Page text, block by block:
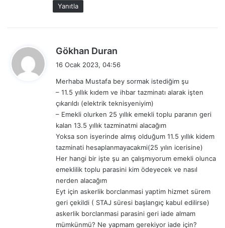
Yanıtla
Gökhan Duran
i
k
i
16 Ocak 2023, 04:56
Merhaba Mustafa bey sormak istediğim şu
– 11.5 yıllık kıdem ve ihbar tazminatı alarak işten
çıkarıldı (elektrik teknisyeniyim)
– Emekli olurken 25 yıllık emekli toplu paranın geri
kalan 13.5 yıllık tazminatmi alacağım
Yoksa son isyerinde almış olduğum 11.5 yıllık kidem
tazminati hesaplanmayacakmi(25 yılın icerisine)
Her hangi bir işte şu an çalışmıyorum emekli olunca
emeklilik toplu parasini kim ödeyecek ve nasıl
nerden alacağım
Eyt için askerlik borclanmasi yaptim hizmet sürem
geri çekildi ( STAJ süresi başlangıç kabul edilirse)
askerlik borclanmasi parasini geri iade almam
mümkünmü? Ne yapmam gerekiyor iade için?